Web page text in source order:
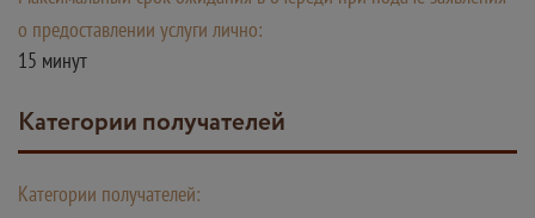
о предоставлении услуги лично:
15 минут
Категории получателей
Категории получателей: